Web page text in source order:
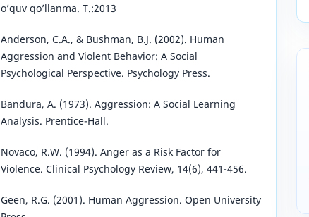
o’quv qo’llanma. T.:2013
Anderson, C.A., & Bushman, B.J. (2002). Human
Aggression and Violent Behavior: A Social
Psychological Perspective. Psychology Press.
Bandura, A. (1973). Aggression: A Social Learning
Analysis. Prentice-Hall.
Novaco, R.W. (1994). Anger as a Risk Factor for
Violence. Clinical Psychology Review, 14(6), 441-456.
Geen, R.G. (2001). Human Aggression. Open University